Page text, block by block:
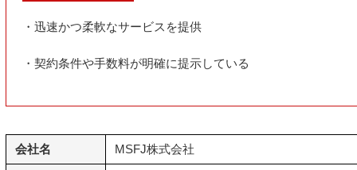
・迅速かつ柔軟なサービスを提供
・契約条件や手数料が明確に提示している
会社名 MSFJ株式会社